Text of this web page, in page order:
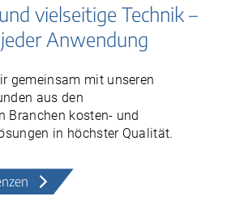
vielseitige Technik –
Anwendung
gemeinsam mit unseren
aus den
Branchen kosten- und
in höchster Qualität.